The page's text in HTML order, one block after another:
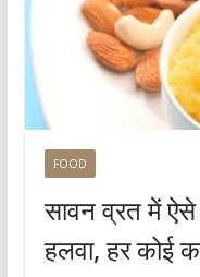
FOOD
सावन व्रत में ऐसे
हलवा, हर कोई